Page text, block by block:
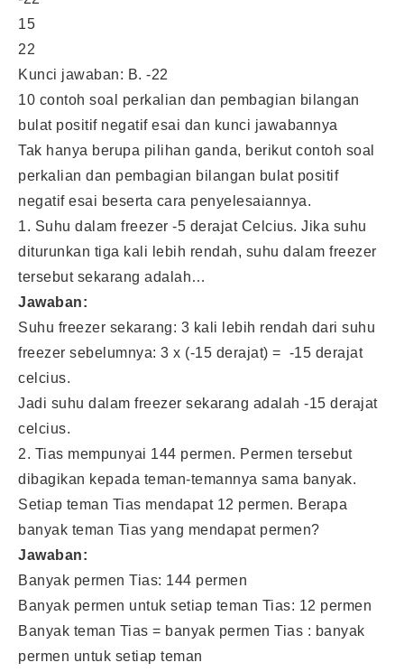
15
22
Kunci jawaban: B. -22
10 contoh soal perkalian dan pembagian bilangan
bulat positif negatif esai dan kunci jawabannya
Tak hanya berupa pilihan ganda, berikut contoh soal
perkalian dan pembagian bilangan bulat positif
negatif esai beserta cara penyelesaiannya.
1. Suhu dalam freezer -5 derajat Celcius. Jika suhu
diturunkan tiga kali lebih rendah, suhu dalam freezer
tersebut sekarang adalah…
Jawaban:
Suhu freezer sekarang: 3 kali lebih rendah dari suhu
freezer sebelumnya: 3 x (-15 derajat) = -15 derajat
celcius.
Jadi suhu dalam freezer sekarang adalah -15 derajat
celcius.
2. Tias mempunyai 144 permen. Permen tersebut
dibagikan kepada teman-temannya sama banyak.
Setiap teman Tias mendapat 12 permen. Berapa
banyak teman Tias yang mendapat permen?
Jawaban:
Banyak permen Tias: 144 permen
Banyak permen untuk setiap teman Tias: 12 permen
Banyak teman Tias = banyak permen Tias : banyak
permen untuk setiap teman